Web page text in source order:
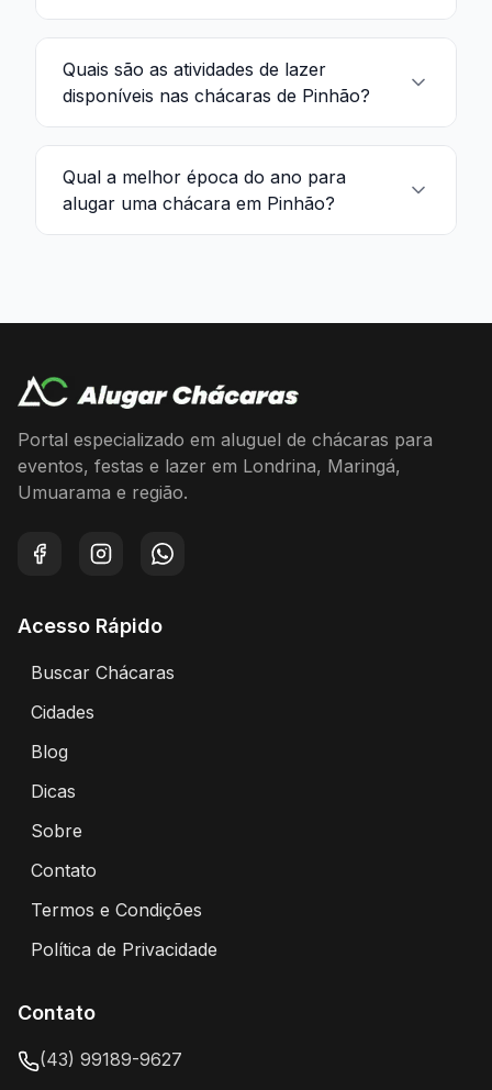
Quais são as atividades de lazer
disponíveis nas chácaras de Pinhão?
Qual a melhor época do ano para
alugar uma chácara em Pinhão?
Portal especializado em aluguel de chácaras para
eventos, festas e lazer em Londrina, Maringá,
Umuarama e região.
FacebookInstagramWhatsApp
Acesso Rápido
Buscar Chácaras
Cidades
Blog
Dicas
Sobre
Contato
Termos e Condições
Política de Privacidade
Contato
(43) 99189-9627